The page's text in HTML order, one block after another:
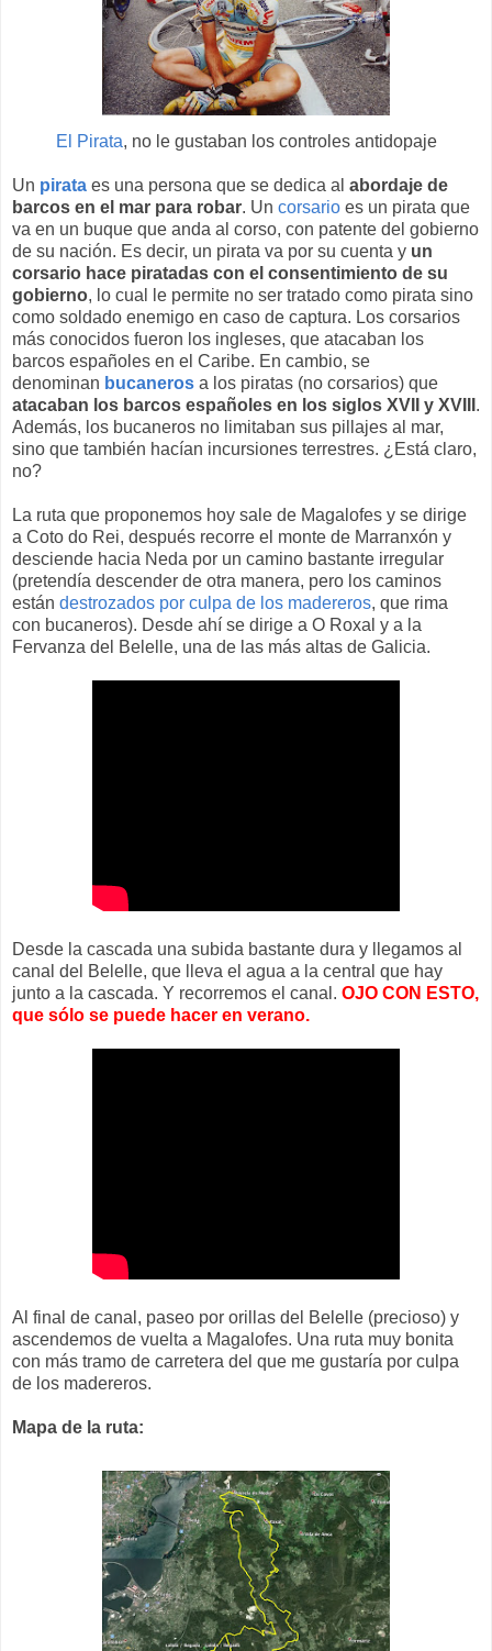
El Pirata, no le gustaban los controles antidopaje
Un pirata es una persona que se dedica al abordaje de
barcos en el mar para robar. Un corsario es un pirata que
va en un buque que anda al corso, con patente del gobierno
de su nación. Es decir, un pirata va por su cuenta y un
corsario hace piratadas con el consentimiento de su
gobierno, lo cual le permite no ser tratado como pirata sino
como soldado enemigo en caso de captura. Los corsarios
más conocidos fueron los ingleses, que atacaban los
barcos españoles en el Caribe. En cambio, se
denominan bucaneros a los piratas (no corsarios) que
atacaban los barcos españoles en los siglos XVII y XVIII .
Además, los bucaneros no limitaban sus pillajes al mar,
sino que también hacían incursiones terrestres. ¿Está claro,
no?
La ruta que proponemos hoy sale de Magalofes y se dirige
a Coto do Rei, después recorre el monte de Marranxón y
desciende hacia Neda por un camino bastante irregular
(pretendía descender de otra manera, pero los caminos
están destrozados por culpa de los madereros, que rima
con bucaneros). Desde ahí se dirige a O Roxal y a la
Fervanza del Belelle, una de las más altas de Galicia.
Desde la cascada una subida bastante dura y llegamos al
canal del Belelle, que lleva el agua a la central que hay
junto a la cascada. Y recorremos el canal. OJO CON ESTO,
que sólo se puede hacer en verano.
Al final de canal, paseo por orillas del Belelle (precioso) y
ascendemos de vuelta a Magalofes. Una ruta muy bonita
con más tramo de carretera del que me gustaría por culpa
de los madereros.
Mapa de la ruta: